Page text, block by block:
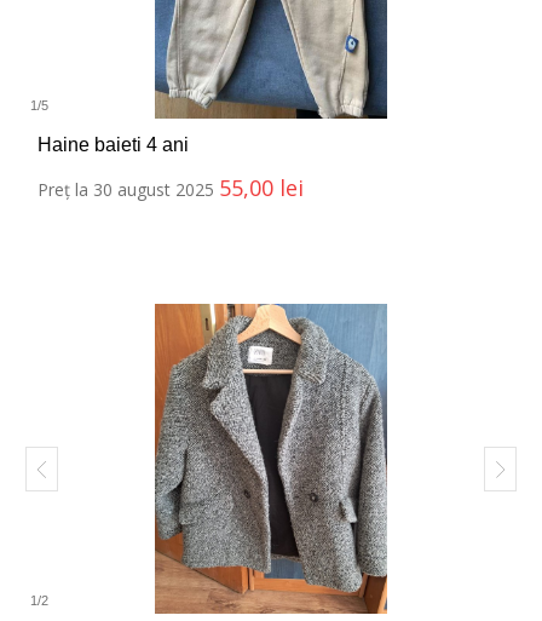
1/5
Haine baieti 4 ani
Preț la 30 august 2025 55,00 lei
1/2